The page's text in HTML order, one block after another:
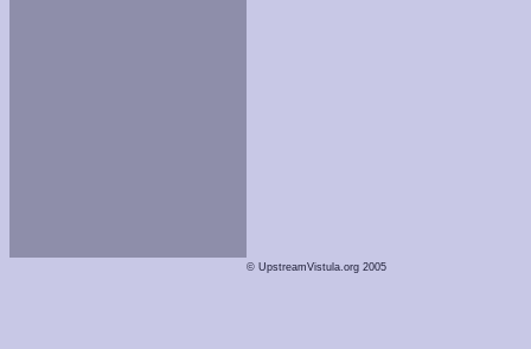
© UpstreamVistula.org 2005